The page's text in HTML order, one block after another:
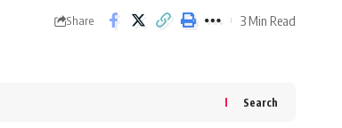
Share 3 Min Read
Search